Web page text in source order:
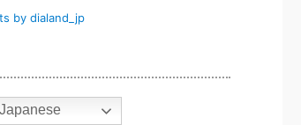
by dialand_jp
Japanese